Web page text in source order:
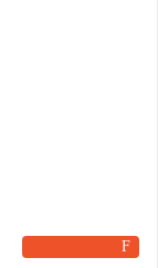
F